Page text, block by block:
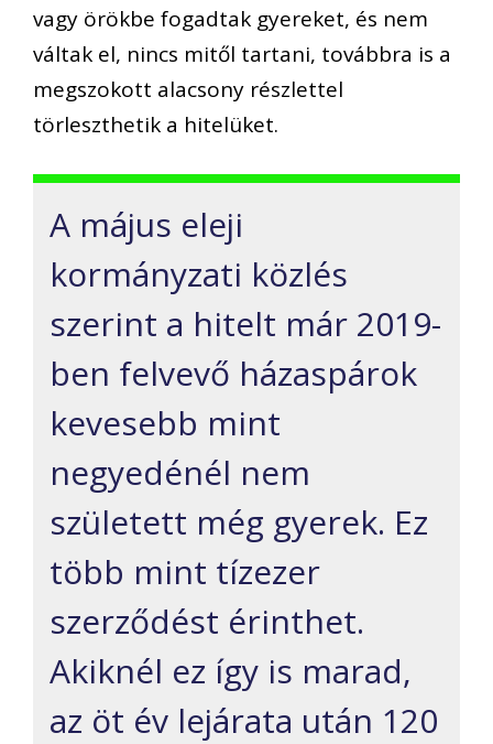
vagy örökbe fogadtak gyereket, és nem
váltak el, nincs mitől tartani, továbbra is a
megszokott alacsony részlettel
törleszthetik a hitelüket.
A május eleji
kormányzati közlés
szerint a hitelt már 2019-
ben felvevő házaspárok
kevesebb mint
negyedénél nem
született még gyerek. Ez
több mint tízezer
szerződést érinthet.
Akiknél ez így is marad,
az öt év lejárata után 120